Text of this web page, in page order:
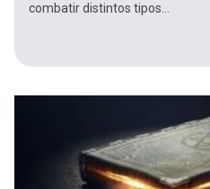
combatir distintos tipos...